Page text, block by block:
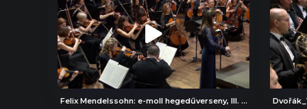
Felix Mendelssohn: e-moll hegedűverseny, III. Allegretto non troppo – Allegro molto vivace